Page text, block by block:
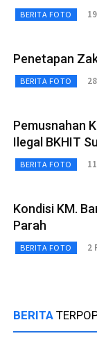
BERITA FOTO
Penetapan
BERITA FOTO
Pemusnahan
Ilegal BKHIT
BERITA FOTO
Kondisi KM.
Parah
BERITA FOTO 2
BERITA